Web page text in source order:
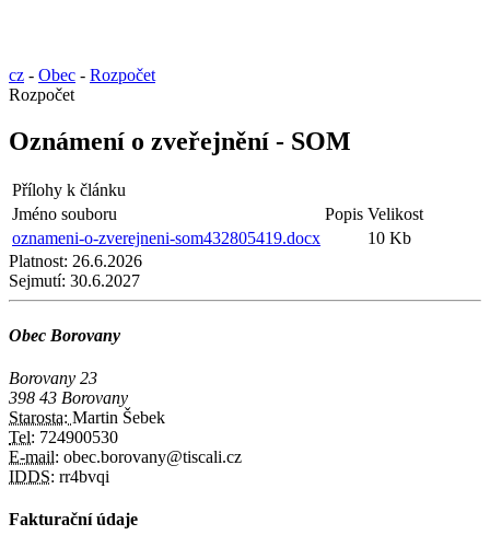
cz - Obec - Rozpočet
Rozpočet
Oznámení o zveřejnění - SOM
Přílohy k článku
Jméno souboru
Popis Velikost
oznameni-o-zverejneni-som432805419.docx
10 Kb
Platnost: 26.6.2026
Sejmutí: 30.6.2027
Obec Borovany
Borovany 23
398 43 Borovany
Starosta: Martin Šebek
Tel: 724900530
E-mail: obec.borovany@tiscali.cz
IDDS: rr4bvqi
Fakturační údaje